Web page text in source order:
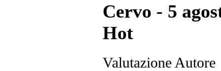
Hot
Valutazione Autore